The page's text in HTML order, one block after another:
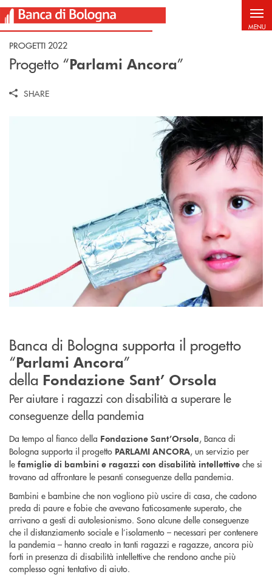
Salta al contenuto principale
MENU
PROGETTI 2022
Progetto “Parlami Ancora”
SHARE
Banca di Bologna supporta il progetto
“Parlami Ancora”
della Fondazione Sant’ Orsola
Per aiutare i ragazzi con disabilità a superare le
conseguenze della pandemia
Da tempo al fianco della Fondazione Sant’Orsola, Banca di
Bologna supporta il progetto PARLAMI ANCORA, un servizio per
le famiglie di bambini e ragazzi con disabilità intellettive che si
trovano ad affrontare le pesanti conseguenze della pandemia.
Bambini e bambine che non vogliono più uscire di casa, che cadono
preda di paure e fobie che avevano faticosamente superato, che
arrivano a gesti di autolesionismo. Sono alcune delle conseguenze
che il distanziamento sociale e l’isolamento – necessari per contenere
la pandemia – hanno creato in tanti ragazzi e ragazze, ancora più
forti in presenza di disabilità intellettive che rendono anche più
complesso ogni tentativo di aiuto.